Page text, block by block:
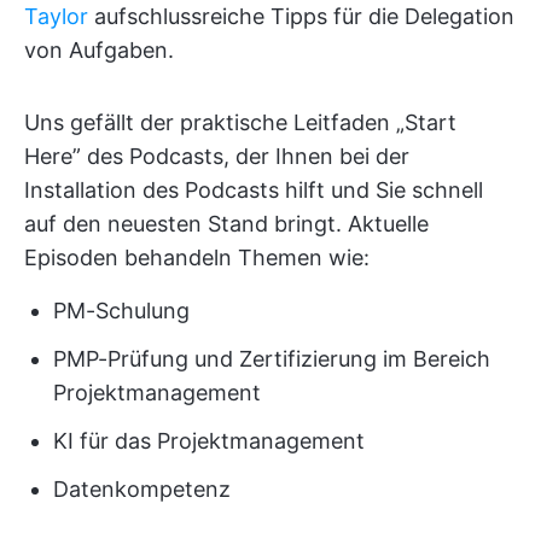
Taylor aufschlussreiche Tipps für die Delegation
von Aufgaben.
Uns gefällt der praktische Leitfaden „Start
Here” des Podcasts, der Ihnen bei der
Installation des Podcasts hilft und Sie schnell
auf den neuesten Stand bringt. Aktuelle
Episoden behandeln Themen wie:
PM-Schulung
PMP-Prüfung und Zertifizierung im Bereich
Projektmanagement
KI für das Projektmanagement
Datenkompetenz